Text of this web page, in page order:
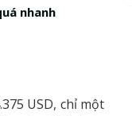
nhanh
USD, chỉ một